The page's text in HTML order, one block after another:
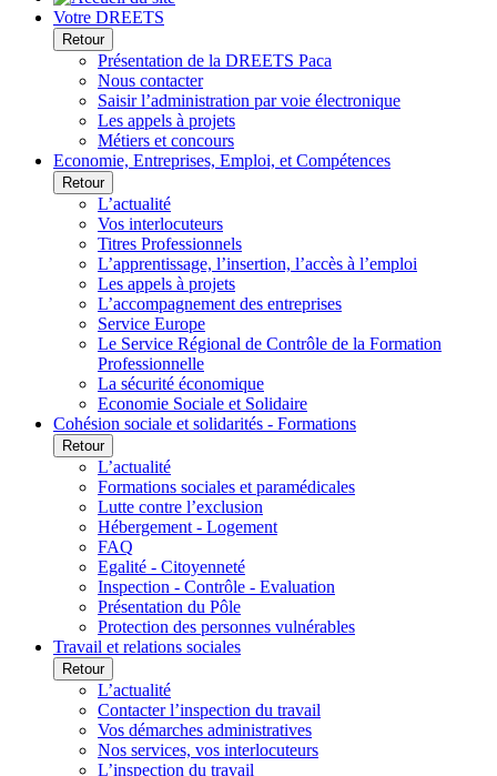
Votre DREETS
Retour
Présentation de la DREETS Paca
Nous contacter
Saisir l’administration par voie électronique
Les appels à projets
Métiers et concours
Economie, Entreprises, Emploi, et Compétences
Retour
L’actualité
Vos interlocuteurs
Titres Professionnels
L’apprentissage, l’insertion, l’accès à l’emploi
Les appels à projets
L’accompagnement des entreprises
Service Europe
Le Service Régional de Contrôle de la Formation
Professionnelle
La sécurité économique
Economie Sociale et Solidaire
Cohésion sociale et solidarités - Formations
Retour
L’actualité
Formations sociales et paramédicales
Lutte contre l’exclusion
Hébergement - Logement
FAQ
Egalité - Citoyenneté
Inspection - Contrôle - Evaluation
Présentation du Pôle
Protection des personnes vulnérables
Travail et relations sociales
Retour
L’actualité
Contacter l’inspection du travail
Vos démarches administratives
Nos services, vos interlocuteurs
L’inspection du travail